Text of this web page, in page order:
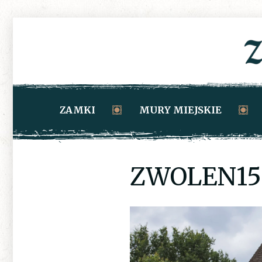
ZAMKI MURY MIEJSKIE
ZWOLEN15